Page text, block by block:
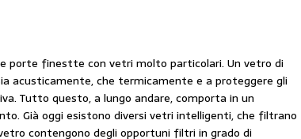
porte finestte con vetri molto particolari. Un vetro di
acusticamente, che termicamente e a proteggere gli
Tutto questo, a lungo andare, comporta in un
Già oggi esistono diversi vetri intelligenti, che filtrano
contengono degli opportuni filtri in grado di